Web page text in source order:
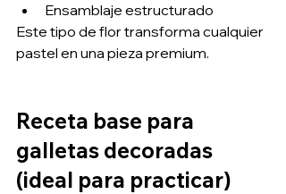
Ensamblaje estructurado
Este tipo de flor transforma cualquier
pastel en una pieza premium.
Receta base para
galletas decoradas
(ideal para practicar)